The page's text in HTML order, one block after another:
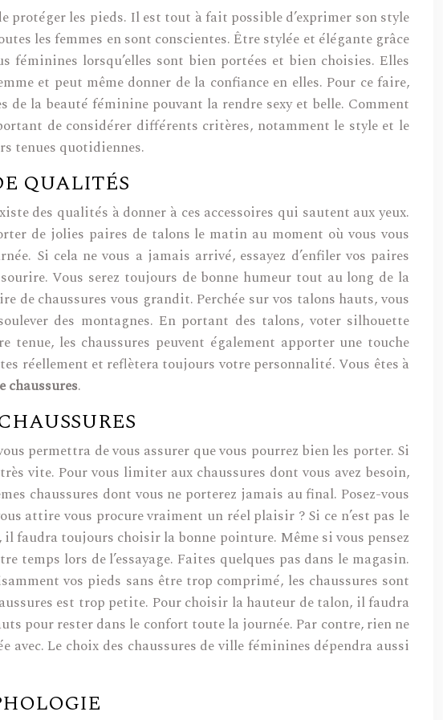
protéger les pieds. Il est tout à fait possible d’exprimer son style
les femmes en sont conscientes. Être stylée et élégante grâce
féminines lorsqu’elles sont bien portées et bien choisies. Elles
et peut même donner de la confiance en elles. Pour ce faire,
la beauté féminine pouvant la rendre sexy et belle. Comment
de considérer différents critères, notamment le style et le
tenues quotidiennes.
QUALITÉS
des qualités à donner à ces accessoires qui sautent aux yeux.
de jolies paires de talons le matin au moment où vous vous
Si cela ne vous a jamais arrivé, essayez d’enfiler vos paires
Vous serez toujours de bonne humeur tout au long de la
de chaussures vous grandit. Perchée sur vos talons hauts, vous
des montagnes. En portant des talons, voter silhouette
tenue, les chaussures peuvent également apporter une touche
réellement et reflètera toujours votre personnalité. Vous êtes à
chaussures.
permettra de vous assurer que vous pourrez bien les porter. Si
vite. Pour vous limiter aux chaussures dont vous avez besoin,
chaussures dont vous ne porterez jamais au final. Posez-vous
attire vous procure vraiment un réel plaisir ? Si ce n’est pas le
faudra toujours choisir la bonne pointure. Même si vous pensez
temps lors de l’essayage. Faites quelques pas dans le magasin.
vos pieds sans être trop comprimé, les chaussures sont
est trop petite. Pour choisir la hauteur de talon, il faudra
pour rester dans le confort toute la journée. Par contre, rien ne
Le choix des chaussures de ville féminines dépendra aussi